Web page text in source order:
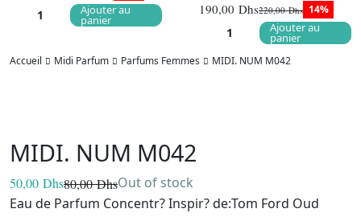
prix
initial
prix
actuel
Ajouter au
panier
220,00Dhs
Le
prix
initial
190,00 Dhs
Le
prix
actuel
14%
Ajouter au
panier
Accueil Midi Parfum Parfums Femmes MIDI. NUM M042
MIDI. NUM M042
80,00Dhs
Le
prix
50,00 Dhs
Le
prix
Out of stock
Eau de Parfum Concentr? Inspir? de:Tom Ford Oud